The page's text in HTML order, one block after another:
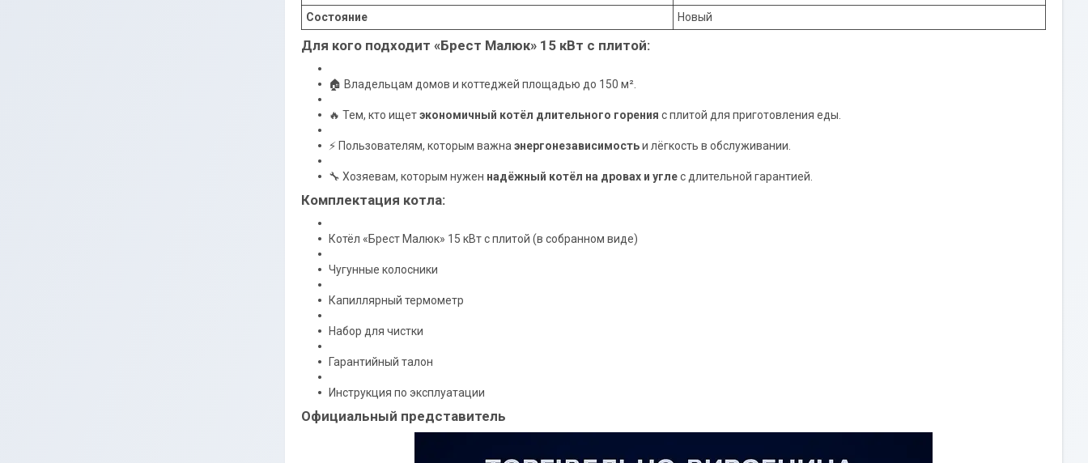
Состояние
Новый
Для кого подходит «Брест Малюк» 15 кВт с плитой:
🏠 Владельцам домов и коттеджей площадью до 150 м².
🔥 Тем, кто ищетэкономичный котёл длительного горения с плитой для приготовления еды.
⚡ Пользователям, которым важна энергонезависимостьи лёгкость в обслуживании.
🔧 Хозяевам, которым нужен надёжный котёл на дровах и углес длительной гарантией.
Комплектация котла:
Котёл «Брест Малюк» 15 кВт с плитой (в собранном виде)
Чугунные колосники
Капиллярный термометр
Набор для чистки
Гарантийный талон
Инструкция по эксплуатации
Официальный представитель